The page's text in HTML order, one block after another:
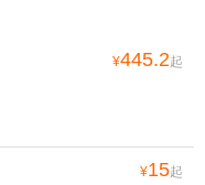
¥445.2起
¥15起